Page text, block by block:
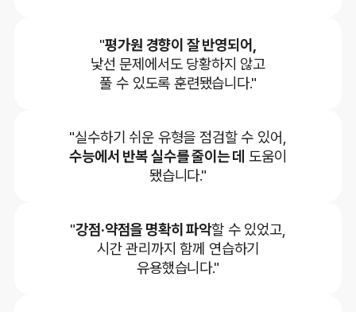
"평가원 경향이 잘 반영되어,
낯선 문제에서도 당황하지 않고
풀 수 있도록 훈련됐습니다."
"실수하기 쉬운 유형을 점검할 수 있어,
수능에서 반복 실수를 줄이는 데 도움이
됐습니다."
"강점·약점을 명확히 파악할 수 있었고,
시간 관리까지 함께 연습하기
유용했습니다."